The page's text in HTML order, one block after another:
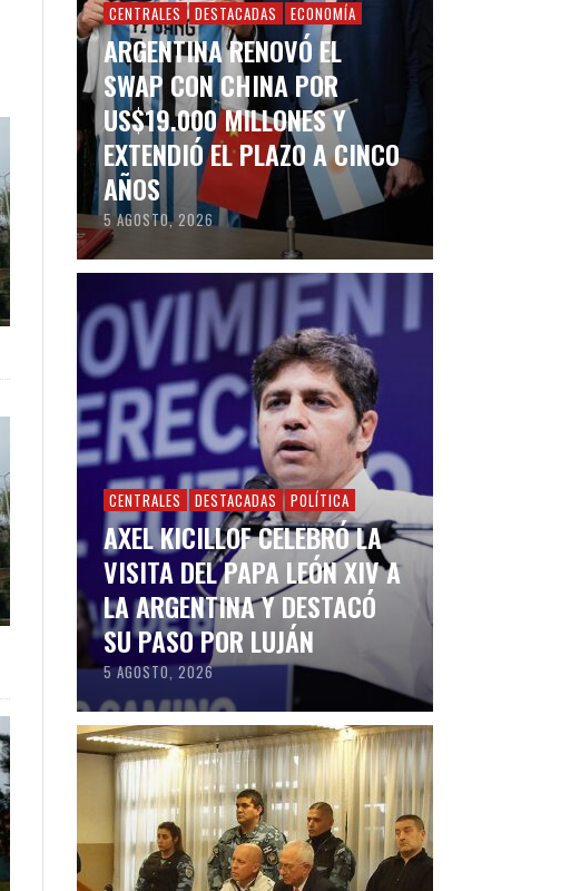
CENTRALES DESTACADAS ECONOMÍA
ARGENTINA RENOVÓ EL
SWAP CON CHINA POR
US$19.000 MILLONES Y
EXTENDIÓ EL PLAZO A CINCO
AÑOS
5 AGOSTO, 2026
CENTRALES DESTACADAS POLÍTICA
AXEL KICILLOF CELEBRÓ LA
VISITA DEL PAPA LEÓN XIV A
LA ARGENTINA Y DESTACÓ
SU PASO POR LUJÁN
5 AGOSTO, 2026